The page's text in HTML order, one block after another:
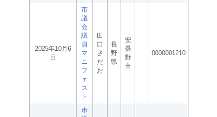
2025年10月6
日
市
議
会
議
員
マ
ニ
フ
ェ
ス
ト
田
口
さ
だ
お
長
野
県
安
曇
野
市
0000001210
市